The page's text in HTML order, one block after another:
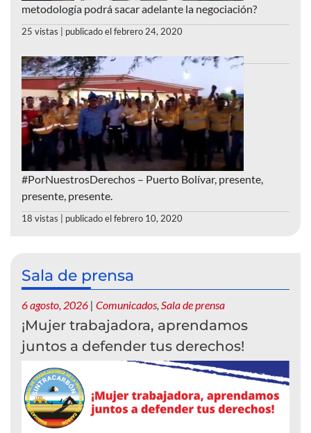
metodología podrá sacar adelante la negociación?
25 vistas publicado el febrero 24, 2020
#PorNuestrosDerechos – Puerto Bolívar, presente,
presente, presente.
18 vistas publicado el febrero 10, 2020
Sala de prensa
6 agosto, 2026 | Comunicados, Sala de prensa
¡Mujer trabajadora, aprendamos
juntos a defender tus derechos!